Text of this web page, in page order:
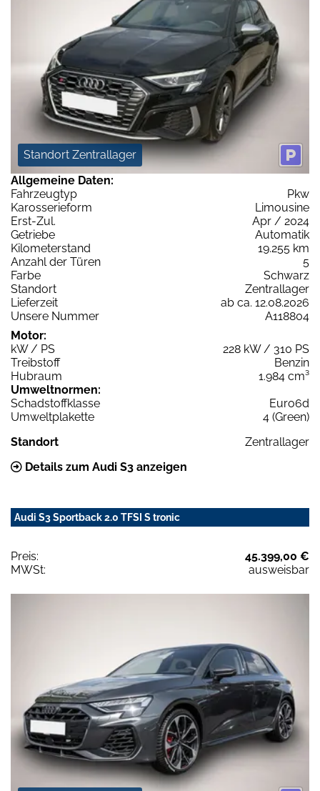
Standort Zentrallager
Allgemeine Daten:
Fahrzeugtyp
Pkw
Karosserieform
Limousine
Erst-Zul.
Apr / 2024
Getriebe
Automatik
Kilometerstand
19.255 km
Anzahl der Türen
5
Farbe
Schwarz
Standort
Zentrallager
Lieferzeit
ab ca. 12.08.2026
Unsere Nummer
A118804
Motor:
kW / PS
228 kW / 310 PS
Treibstoff
Benzin
Hubraum
1.984 cm³
Umweltnormen:
Schadstoffklasse
Euro6d
Umweltplakette
4 (Green)
Standort
Zentrallager
Details zum Audi S3 anzeigen
Audi S3 Sportback 2.0 TFSI S tronic
Preis:
45.399,00 €
MWSt:
ausweisbar